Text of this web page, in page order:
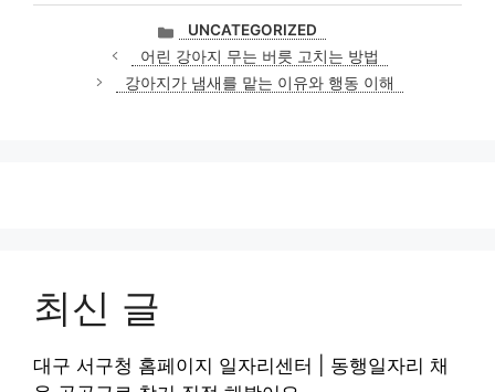
카
테
고
리
UNCATEGORIZED
어린 강아지 무는 버릇 고치는 방법
강아지가 냄새를 맡는 이유와 행동 이해
최신 글
대구 서구청 홈페이지 일자리센터 | 동행일자리 채